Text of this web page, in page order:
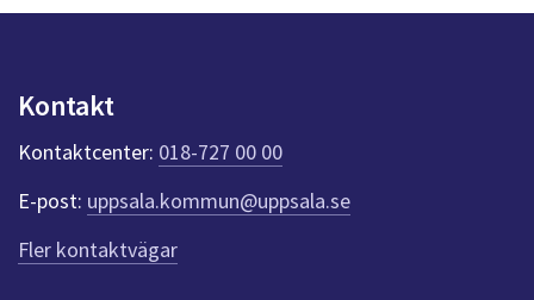
n
k
t
e
r
f
ö
r
Kontakt
Kontaktcenter: 018-727 00 00
E-post: uppsala.kommun@uppsala.se
Fler kontaktvägar